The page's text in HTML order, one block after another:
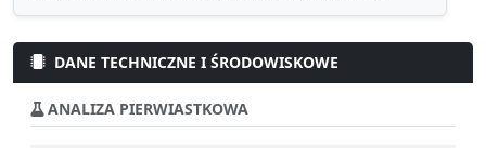
DANE TECHNICZNE I ŚRODOWISKOWE
ANALIZA PIERWIASTKOWA